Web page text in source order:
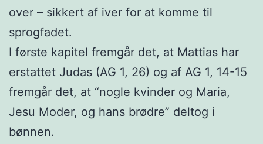
over – sikkert af iver for at komme til
sprogfadet.
I første kapitel fremgår det, at Mattias har
erstattet Judas (AG 1, 26) og af AG 1, 14-15
fremgår det, at “nogle kvinder og Maria,
Jesu Moder, og hans brødre” deltog i
bønnen.